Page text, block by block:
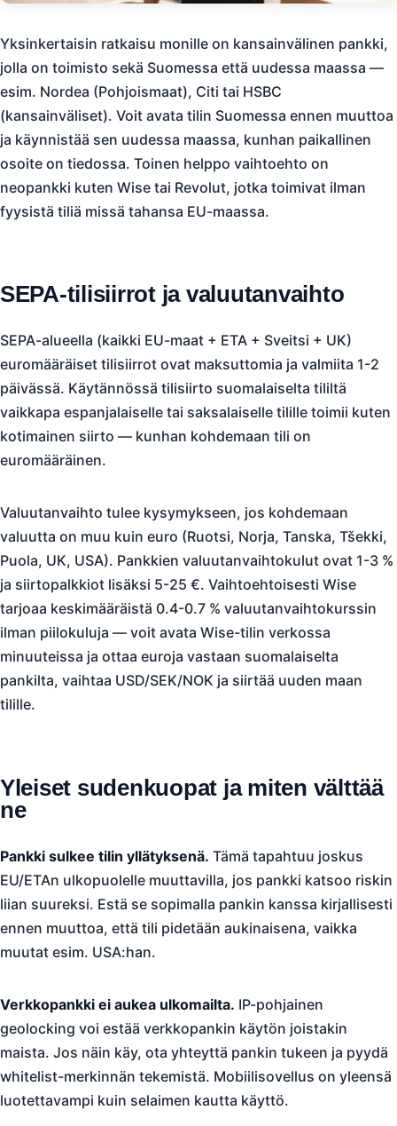
Yksinkertaisin ratkaisu monille on kansainvälinen pankki,
jolla on toimisto sekä Suomessa että uudessa maassa —
esim. Nordea (Pohjoismaat), Citi tai HSBC
(kansainväliset). Voit avata tilin Suomessa ennen muuttoa
ja käynnistää sen uudessa maassa, kunhan paikallinen
osoite on tiedossa. Toinen helppo vaihtoehto on
neopankki kuten Wise tai Revolut, jotka toimivat ilman
fyysistä tiliä missä tahansa EU-maassa.
SEPA-tilisiirrot ja valuutanvaihto
SEPA-alueella (kaikki EU-maat + ETA + Sveitsi + UK)
euromääräiset tilisiirrot ovat maksuttomia ja valmiita 1-2
päivässä. Käytännössä tilisiirto suomalaiselta tililtä
vaikkapa espanjalaiselle tai saksalaiselle tilille toimii kuten
kotimainen siirto — kunhan kohdemaan tili on
euromääräinen.
Valuutanvaihto tulee kysymykseen, jos kohdemaan
valuutta on muu kuin euro (Ruotsi, Norja, Tanska, Tšekki,
Puola, UK, USA). Pankkien valuutanvaihtokulut ovat 1-3 %
ja siirtopalkkiot lisäksi 5-25 €. Vaihtoehtoisesti Wise
tarjoaa keskimääräistä 0.4-0.7 % valuutanvaihtokurssin
ilman piilokuluja — voit avata Wise-tilin verkossa
minuuteissa ja ottaa euroja vastaan suomalaiselta
pankilta, vaihtaa USD/SEK/NOK ja siirtää uuden maan
tilille.
Yleiset sudenkuopat ja miten välttää
ne
Pankki sulkee tilin yllätyksenä. Tämä tapahtuu joskus
EU/ETAn ulkopuolelle muuttavilla, jos pankki katsoo riskin
liian suureksi. Estä se sopimalla pankin kanssa kirjallisesti
ennen muuttoa, että tili pidetään aukinaisena, vaikka
muutat esim. USA:han.
Verkkopankki ei aukea ulkomailta. IP-pohjainen
geolocking voi estää verkkopankin käytön joistakin
maista. Jos näin käy, ota yhteyttä pankin tukeen ja pyydä
whitelist-merkinnän tekemistä. Mobiilisovellus on yleensä
luotettavampi kuin selaimen kautta käyttö.